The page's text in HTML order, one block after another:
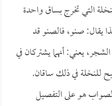
التي تخرج بساق واحدة
يقال: صنو، فالصنو قد
يعني: أنهما يشتركان في
للنخلة في ذلك ساقان.
هو على التفصيل